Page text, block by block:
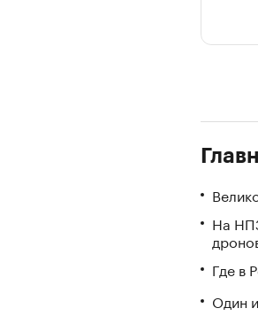
На
Где в
Один